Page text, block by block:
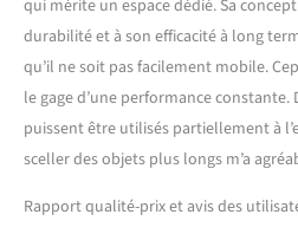
fiable
grands
qui mérite un espace dédié. Sa
durabilité et à son efficacité à long
qu’il ne soit pas facilement mobile.
le gage d’une performance constante.
puissent être utilisés partiellement à
sceller des objets plus longs m’a
Rapport qualité-prix et avis des